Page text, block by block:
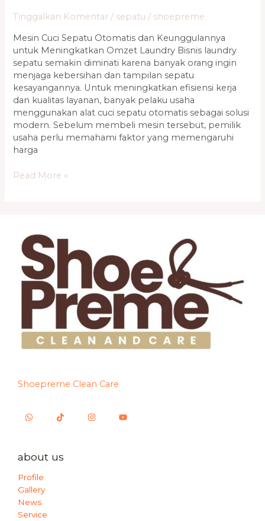
Tinggalkan Komentar / sepatu / shoepreme
Mesin Cuci Sepatu Otomatis dan Keunggulannya
untuk Meningkatkan Omzet Laundry Bisnis laundry
sepatu semakin diminati karena banyak orang ingin
menjaga kebersihan dan tampilan sepatu
kesayangannya. Untuk meningkatkan efisiensi kerja
dan kualitas layanan, banyak pelaku usaha
menggunakan alat cuci sepatu otomatis sebagai solusi
modern. Sebelum membeli mesin tersebut, pemilik
usaha perlu memahami faktor yang memengaruhi
harga
Read More »
Shoepreme Clean Care
about us
Profile
Gallery
News
Service